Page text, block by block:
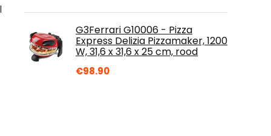
G3Ferrari G10006 - Pizza
Express Delizia Pizzamaker, 1200
W, 31,6 x 31,6 x 25 cm, rood
€98.90